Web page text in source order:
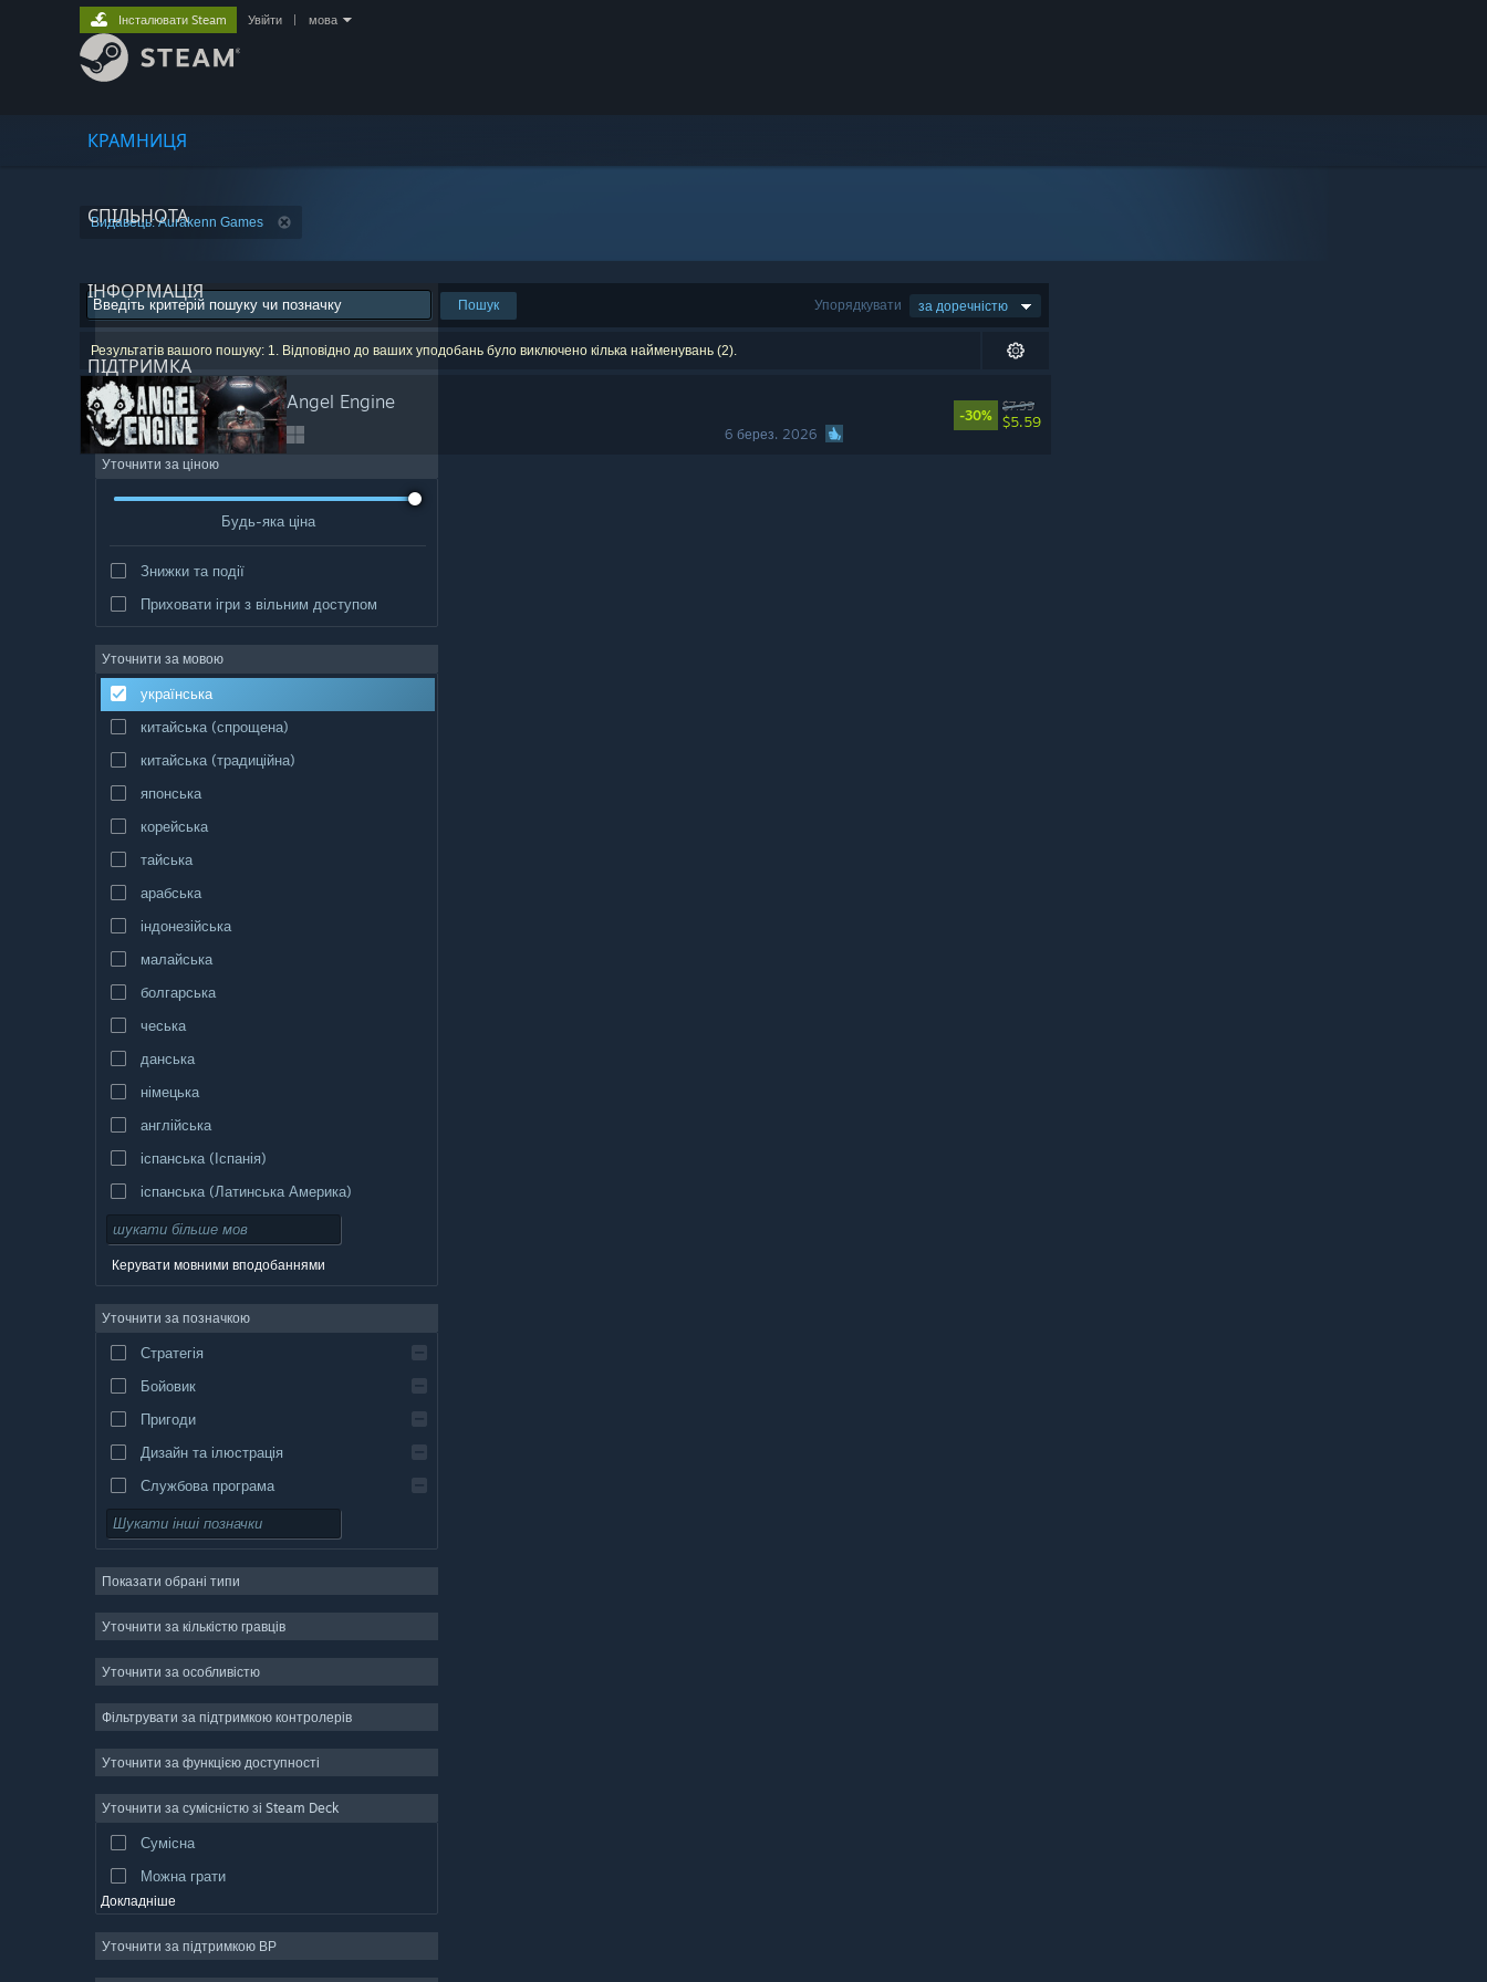
КРАМНИЦЯ
СПІЛЬНОТА
ІНФОРМАЦІЯ
ПІДТРИМКА
Інсталювати Steam Увійти мова
Видавець: Aurakenn Games
Упорядкувати за доречністю
Пошук
Результатів вашого пошуку: 1. Відповідно до ваших уподобань було виключено кілька найменувань (2).
Angel Engine
6 берез. 2026
-30%
$7.99
$5.59
Уточнити за ціною
Будь-яка ціна
Знижки та події
Приховати ігри з вільним доступом
Уточнити за мовою
українська
китайська (спрощена)
китайська (традиційна)
японська
корейська
тайська
арабська
індонезійська
малайська
болгарська
чеська
данська
німецька
англійська
іспанська (Іспанія)
іспанська (Латинська Америка)
Керувати мовними вподобаннями
Уточнити за позначкою
Стратегія
Бойовик
Пригоди
Дизайн та ілюстрація
Службова програма
Вільний доступ
Масова багатокористувацька
Симулятор
Створення відео
Обробка фотографій
Показати обрані типи
Уточнити за кількістю гравців
Уточнити за особливістю
Фільтрувати за підтримкою контролерів
Уточнити за функцією доступності
Уточнити за сумісністю зі Steam Deck
Сумісна
Можна грати
Докладніше
Уточнити за підтримкою ВР